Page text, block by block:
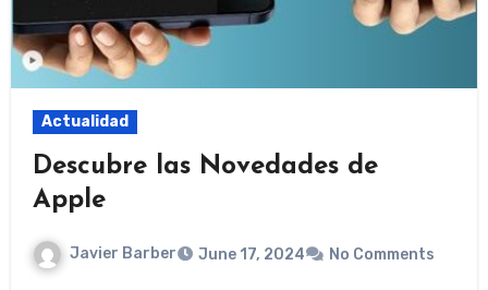
Actualidad
Descubre las Novedades de
Apple
Javier Barber June 17, 2024 No Comments